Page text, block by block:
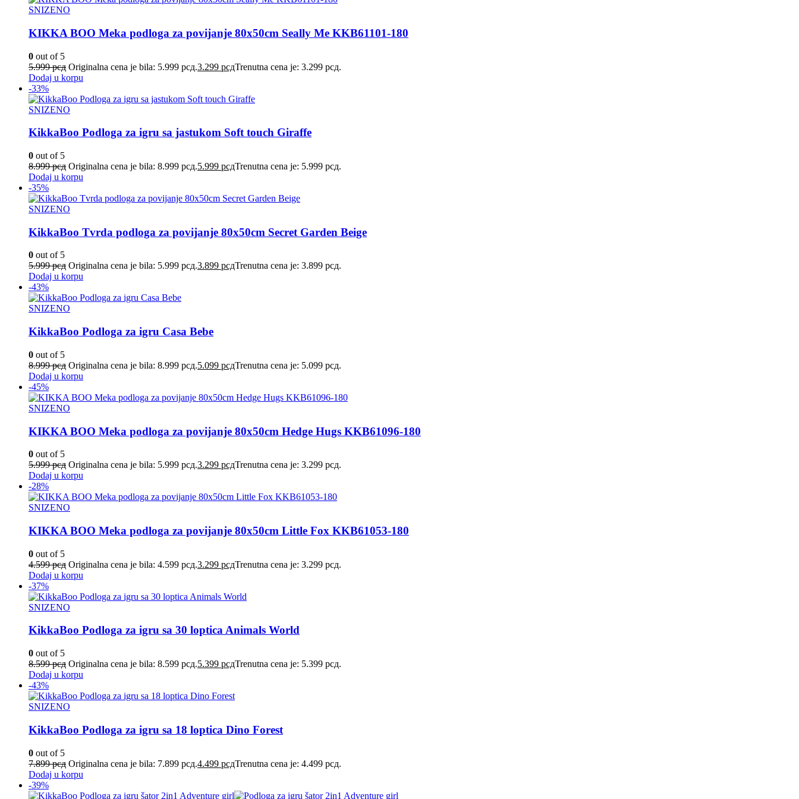
SNIZENO
KIKKA BOO Meka podloga za povijanje 80x50cm Seally Me KKB61101-180
0 out of 5
5.999рсд Originalna cena je bila: 5.999 рсд.3.299 рсдTrenutna cena je: 3.299 рсд.
Dodaj u korpu
-33%
SNIZENO
KikkaBoo Podloga za igru sa jastukom Soft touch Giraffe
0 out of 5
8.999рсд Originalna cena je bila: 8.999 рсд.5.999 рсдTrenutna cena je: 5.999 рсд.
Dodaj u korpu
-35%
SNIZENO
KikkaBoo Tvrda podloga za povijanje 80x50cm Secret Garden Beige
0 out of 5
5.999рсд Originalna cena je bila: 5.999 рсд.3.899 рсдTrenutna cena je: 3.899 рсд.
Dodaj u korpu
-43%
SNIZENO
KikkaBoo Podloga za igru Casa Bebe
0 out of 5
8.999рсд Originalna cena je bila: 8.999 рсд.5.099 рсдTrenutna cena je: 5.099 рсд.
Dodaj u korpu
-45%
SNIZENO
KIKKA BOO Meka podloga za povijanje 80x50cm Hedge Hugs KKB61096-180
0 out of 5
5.999рсд Originalna cena je bila: 5.999 рсд.3.299 рсдTrenutna cena je: 3.299 рсд.
Dodaj u korpu
-28%
SNIZENO
KIKKA BOO Meka podloga za povijanje 80х50cm Little Fox KKB61053-180
0 out of 5
4.599рсд Originalna cena je bila: 4.599 рсд.3.299 рсдTrenutna cena je: 3.299 рсд.
Dodaj u korpu
-37%
SNIZENO
KikkaBoo Podloga za igru sa 30 loptica Animals World
0 out of 5
8.599рсд Originalna cena je bila: 8.599 рсд.5.399 рсдTrenutna cena je: 5.399 рсд.
Dodaj u korpu
-43%
SNIZENO
KikkaBoo Podloga za igru sa 18 loptica Dino Forest
0 out of 5
7.899рсд Originalna cena je bila: 7.899 рсд.4.499 рсдTrenutna cena je: 4.499 рсд.
Dodaj u korpu
-39%